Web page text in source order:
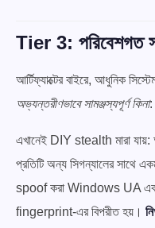
Tier 3: পরিবেশগত
আর্টিফ্যাক্টের বাইরে, আধুনিক
অভ্যন্তরীণভাবে সামঞ্জস্যপূর্ণ কিনা:
এখানেই DIY stealth মারা যায়:
প্রতিটি অন্য সিগন্যালের সাথে
spoof করা Windows UA
fingerprint-এর বিপরীত হয়।